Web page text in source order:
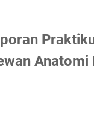
Anatomi